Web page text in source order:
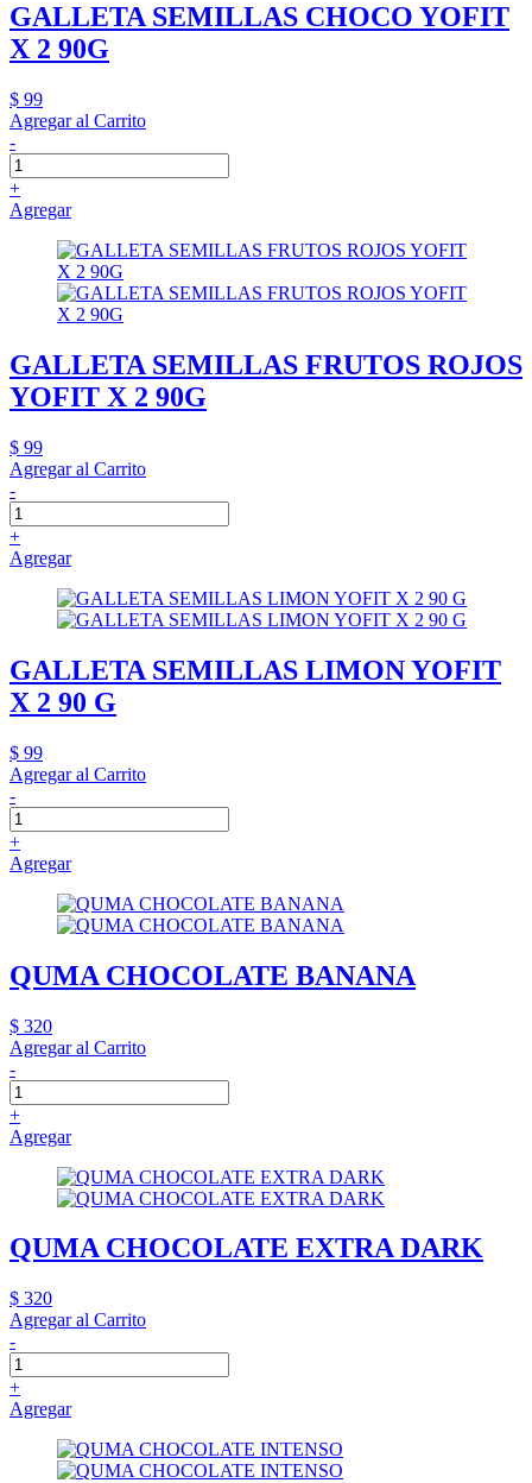
GALLETA SEMILLAS CHOCO YOFIT
X 2 90G
$ 99
Agregar al Carrito
-
+
Agregar
GALLETA SEMILLAS FRUTOS ROJOS
YOFIT X 2 90G
$ 99
Agregar al Carrito
-
+
Agregar
GALLETA SEMILLAS LIMON YOFIT
X 2 90 G
$ 99
Agregar al Carrito
-
+
Agregar
QUMA CHOCOLATE BANANA
$ 320
Agregar al Carrito
-
+
Agregar
QUMA CHOCOLATE EXTRA DARK
$ 320
Agregar al Carrito
-
+
Agregar